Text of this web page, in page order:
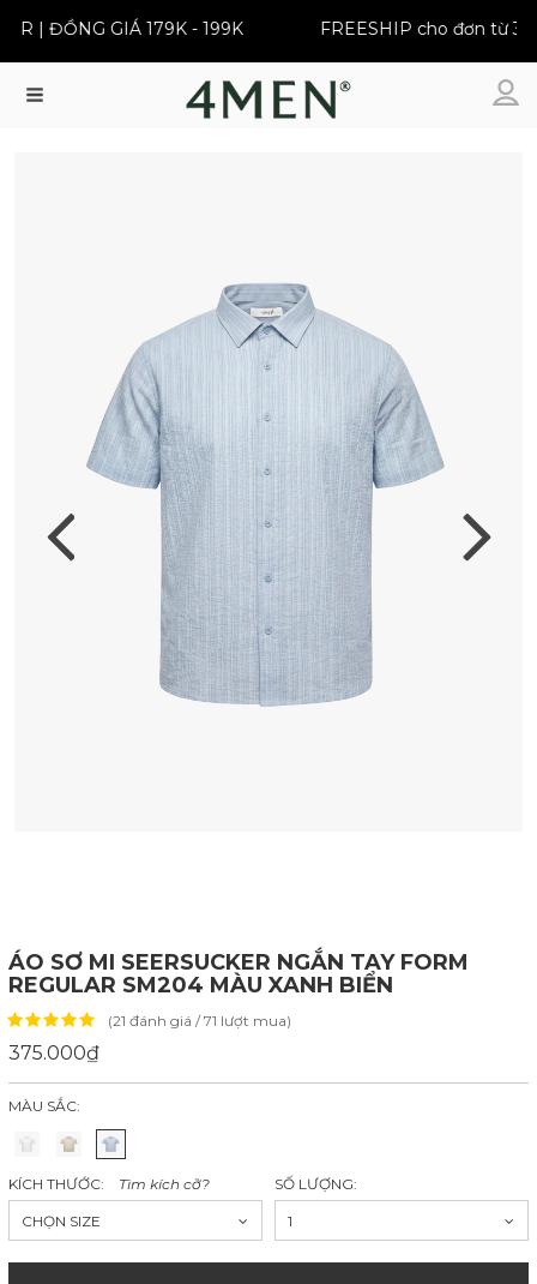
| ĐỒNG GIÁ 179K - 199K FREESHIP cho đơn từ 399K
ÁO SƠ MI SEERSUCKER NGẮN TAY FORM
REGULAR SM204 MÀU XANH BIỂN
(21 đánh giá / 71 lượt mua)
375.000₫
MÀU SẮC:
KÍCH THƯỚC: Tìm kích cỡ?
CHỌN SIZE
SỐ LƯỢNG:
1